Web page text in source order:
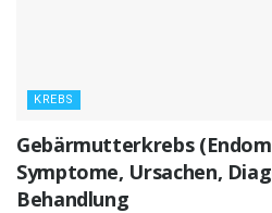
KREBS
Gebärmutterkrebs
Symptome, Ursachen,
Behandlung